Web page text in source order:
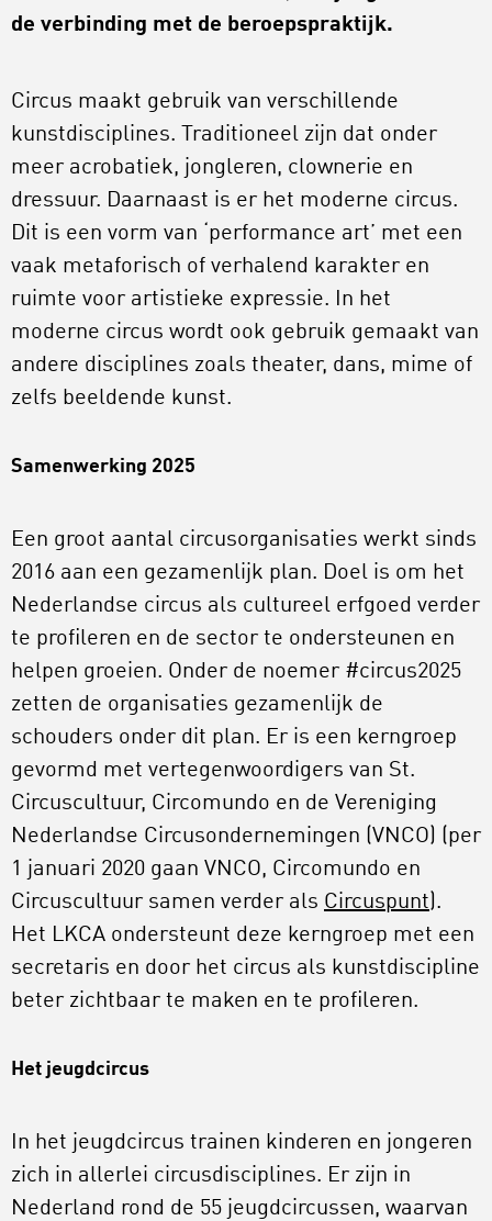
de verbinding met de beroepspraktijk.
Circus maakt gebruik van verschillende
kunstdisciplines. Traditioneel zijn dat onder
meer acrobatiek, jongleren, clownerie en
dressuur. Daarnaast is er het moderne circus.
Dit is een vorm van ‘performance art’ met een
vaak metaforisch of verhalend karakter en
ruimte voor artistieke expressie. In het
moderne circus wordt ook gebruik gemaakt van
andere disciplines zoals theater, dans, mime of
zelfs beeldende kunst.
Samenwerking 2025
Een groot aantal circusorganisaties werkt sinds
2016 aan een gezamenlijk plan. Doel is om het
Nederlandse circus als cultureel erfgoed verder
te profileren en de sector te ondersteunen en
helpen groeien. Onder de noemer #circus2025
zetten de organisaties gezamenlijk de
schouders onder dit plan. Er is een kerngroep
gevormd met vertegenwoordigers van St.
Circuscultuur, Circomundo en de Vereniging
Nederlandse Circusondernemingen (VNCO) (per
1 januari 2020 gaan VNCO, Circomundo en
Circuscultuur samen verder als Circuspunt).
Het LKCA ondersteunt deze kerngroep met een
secretaris en door het circus als kunstdiscipline
beter zichtbaar te maken en te profileren.
Het jeugdcircus
In het jeugdcircus trainen kinderen en jongeren
zich in allerlei circusdisciplines. Er zijn in
Nederland rond de 55 jeugdcircussen, waarvan